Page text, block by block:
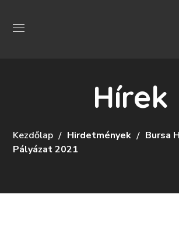
Hírek
Kezdőlap Hirdetmények
Bursa
Pályázat 2021